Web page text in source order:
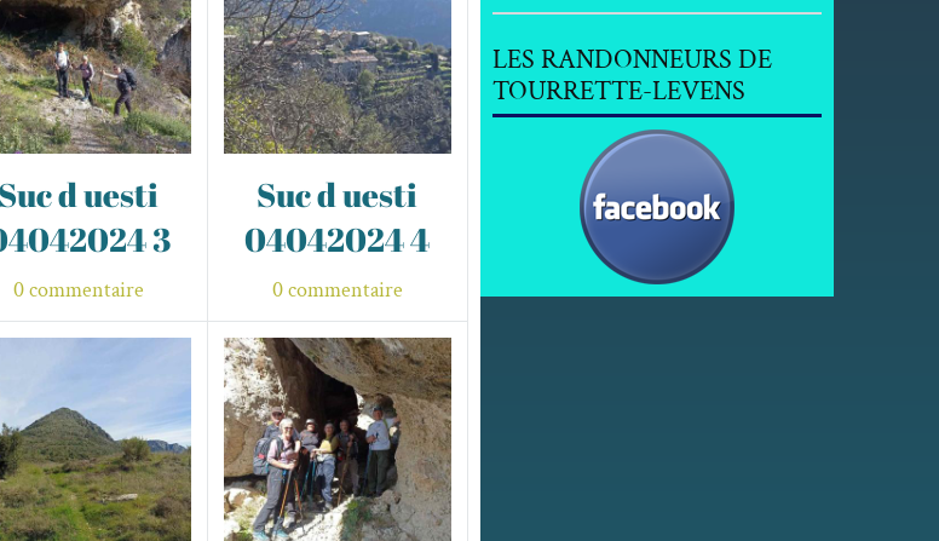
Suc d uesti
3
0 commentaire
Suc d uesti
04042024 4
0 commentaire
LES RANDONNEURS DE
TOURRETTE-LEVENS